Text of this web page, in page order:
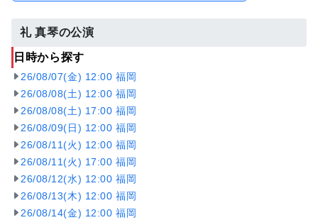
礼 真琴の公演
日時から探す
26/08/07(金) 12:00 福岡
26/08/08(土) 12:00 福岡
26/08/08(土) 17:00 福岡
26/08/09(日) 12:00 福岡
26/08/11(火) 12:00 福岡
26/08/11(火) 17:00 福岡
26/08/12(水) 12:00 福岡
26/08/13(木) 12:00 福岡
26/08/14(金) 12:00 福岡